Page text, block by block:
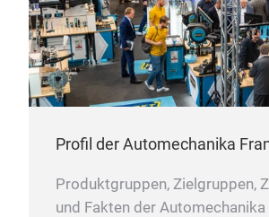
Profil der Automechanika
Produktgruppen, Zielgruppen,
und Fakten der Automechanika